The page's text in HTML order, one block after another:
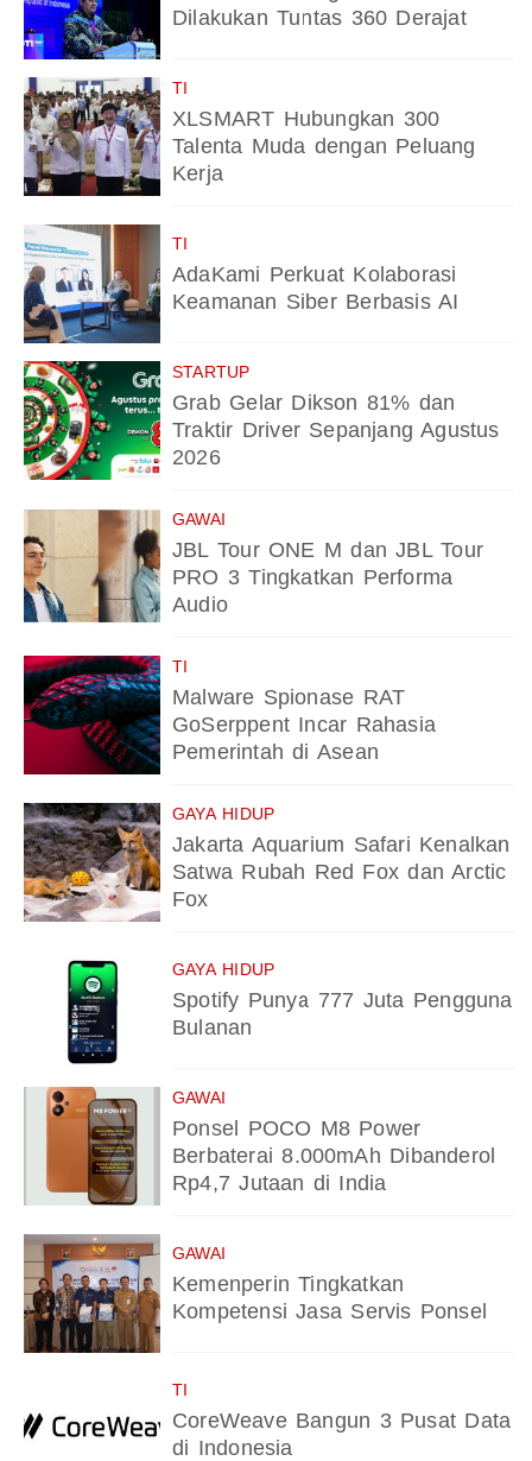
Dilakukan Tuntas 360 Derajat
TI
XLSMART Hubungkan 300
Talenta Muda dengan Peluang
Kerja
TI
AdaKami Perkuat Kolaborasi
Keamanan Siber Berbasis AI
STARTUP
Grab Gelar Dikson 81% dan
Traktir Driver Sepanjang Agustus
2026
GAWAI
JBL Tour ONE M dan JBL Tour
PRO 3 Tingkatkan Performa
Audio
TI
Malware Spionase RAT
GoSerppent Incar Rahasia
Pemerintah di Asean
GAYA HIDUP
Jakarta Aquarium Safari Kenalkan
Satwa Rubah Red Fox dan Arctic
Fox
GAYA HIDUP
Spotify Punya 777 Juta Pengguna
Bulanan
GAWAI
Ponsel POCO M8 Power
Berbaterai 8.000mAh Dibanderol
Rp4,7 Jutaan di India
GAWAI
Kemenperin Tingkatkan
Kompetensi Jasa Servis Ponsel
TI
CoreWeave Bangun 3 Pusat Data
di Indonesia